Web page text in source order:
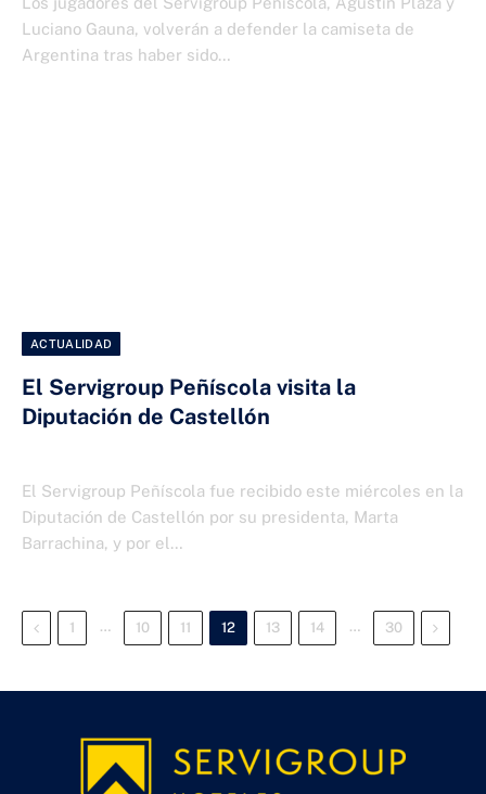
Luciano Gauna, volverán a defender la camiseta de
Argentina tras haber sido…
ACTUALIDAD
El Servigroup Peñíscola visita la
Diputación de Castellón
El Servigroup Peñíscola fue recibido este miércoles en la
Diputación de Castellón por su presidenta, Marta
Barrachina, y por el…
Previous
1 … 10 11 12 13 14 … 30 Next